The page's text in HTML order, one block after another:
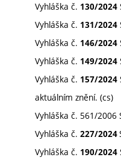
Vyhláška č. 130/2024
Vyhláška č. 131/2024
Vyhláška č. 146/2024
Vyhláška č. 149/2024
Vyhláška č. 157/2024
aktuálním znění. (cs)
Vyhláška č. 561/2006
Vyhláška č. 227/2024
Vyhláška č. 190/2024